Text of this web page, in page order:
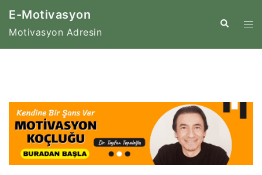
İçeriğe
E-Motivasyon
Motivasyon Adresin
Search